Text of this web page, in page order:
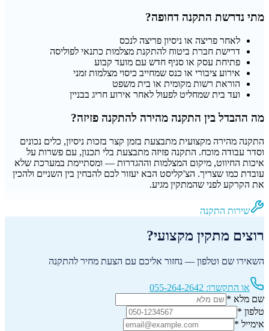
מתי נדרשת התקנה דחופה?
לאחר פריצה או ניסיון פריצה לנכס
דרישת חברת ביטוח להתקנת מצלמות כתנאי לפוליסה
פתיחת עסק או סניף חדש עם מועד קבוע
אירוע ציבורי או כנס שמחייב כיסוי מצלמות זמני
הוראת רשות מקומית או בית משפט
ועד בית שמחליט לפעול לאחר אירוע חריג בבניין
מה ההבדל בין התקנה מהירה להתקנה פזיזה?
התקנה מהירה מקצועית מתבצעת בזמן קצר בזכות ניסיון, כלים נכונים
וסדר עבודה מוכח. התקנה פזיזה מתבצעת בלי תכנון, עם פשרות על
איכות החיווט, מיקום המצלמות וההגדרות — ומסתיימת במערכת שלא
עובדת כמו שצריך. הצ'קליסט הבא יעזור לכם להבחין בין השניים ולהכין
את הקרקע לפני שהמתקין מגיע.
שירות התקנה
רוצים מתקין מקצועי?
השאירו שם וטלפון — נחזור אליכם עם הצעת מחיר להתקנה
או התקשרו: 055-264-2642
שם מלא *
טלפון *
אימייל *